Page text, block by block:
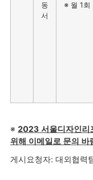
동
서
※ 월 1회
※ 2023 서울디자인리
위해 이메일로 문의 바
게시요청자: 대외협력